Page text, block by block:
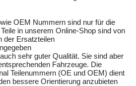
OEM Nummern sind nur für die
in unserem Online-Shop sind von
der Ersatzteilen
sehr guter Qualität. Sie sind aber
Fahrzeuge. Die
Teilenummern (OE und OEM) dient
bessere Orientierung anzubieten